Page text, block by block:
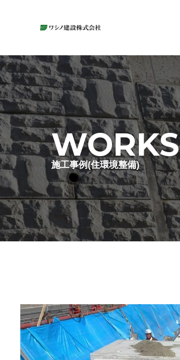
ン
ツ
へ
ス
キ
ッ
プ
WORKS
施工事例(住環境整備)